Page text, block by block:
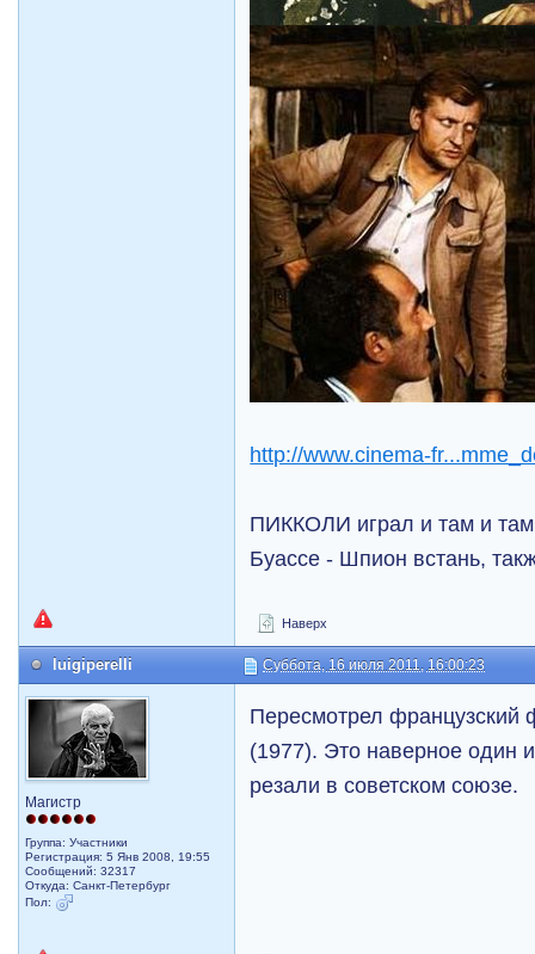
http://www.cinema-
ПИККОЛИ играл и там и
Буассе - Шпион встань,
Наверх
luigiperelli Суббота, 16 июля 2011, 16:00:23
Магистр
Группа: Участники
Регистрация: 5 Янв 2008, 19:55
Сообщений: 32317
Откуда: Санкт-Петербург
Пол:
Пересмотрел французский
(1977). Это наверное один
резали в советском союзе.